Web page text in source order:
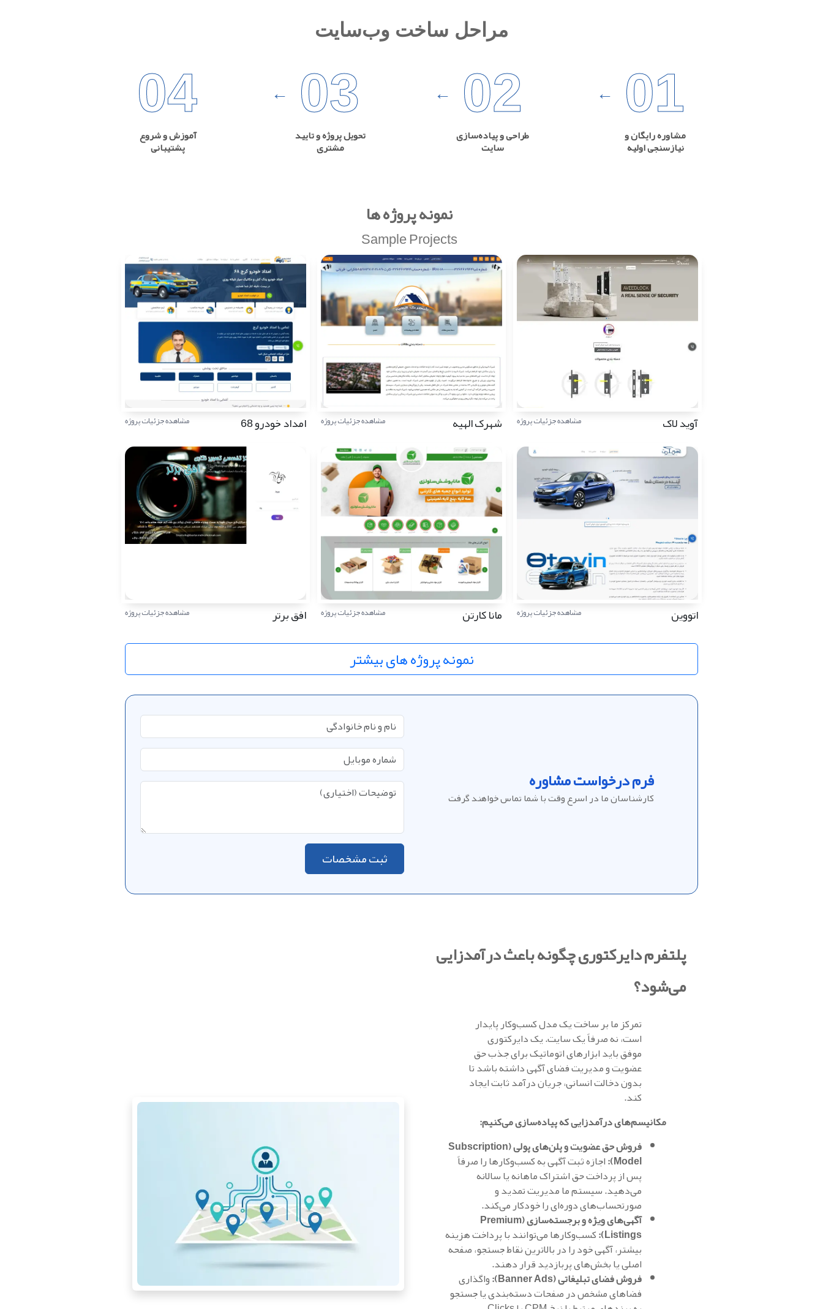
مراحل ساخت وب‌سایت
01
مشاوره رایگان و
نیازسنجی اولیه 02
طراحی و پیاده‌سازی
سایت 03
تحویل پروژه و تایید
مشتری 04
آموزش و شروع
پشتیبانی
نمونه پروژه ها
Sample Projects
آوید لاک مشاهده جزئیات پروژه شهرک الهیه مشاهده جزئیات پروژه امداد خودرو 68 مشاهده جزئیات پروژه
اتووین مشاهده جزئیات پروژه مانا کارتن مشاهده جزئیات پروژه افق برتر مشاهده جزئیات پروژه
نمونه پروژه های بیشتر
فرم درخواست مشاوره
کارشناسان ما در اسرع وقت با شما تماس خواهند گرفت
ثبت مشخصات
پلتفرم دایرکتوری چگونه باعث درآمدزایی
می‌شود؟
تمرکز ما بر ساخت یک مدل کسب‌وکار پایدار
است، نه صرفاً یک سایت. یک دایرکتوری
موفق باید ابزارهای اتوماتیک برای جذب حق
عضویت و مدیریت فضای آگهی داشته باشد تا
بدون دخالت انسانی، جریان درآمد ثابت ایجاد
کند.
مکانیسم‌های درآمدزایی که پیاده‌سازی می‌کنیم:
فروش حق عضویت و پلن‌های پولی (Subscription
Model): اجازه ثبت آگهی به کسب‌وکارها را صرفاً
پس از پرداخت حق اشتراک ماهانه یا سالانه
می‌دهید. سیستم ما مدیریت تمدید و
صورتحساب‌های دوره‌ای را خودکار می‌کند.
آگهی‌های ویژه و برجسته‌سازی (Premium
Listings): کسب‌وکارها می‌توانند با پرداخت هزینه
بیشتر، آگهی خود را در بالاترین نقاط جستجو، صفحه
اصلی یا بخش‌های پربازدید قرار دهند.
فروش فضای تبلیغاتی (Banner Ads): واگذاری
فضاهای مشخص در صفحات دسته‌بندی یا جستجو